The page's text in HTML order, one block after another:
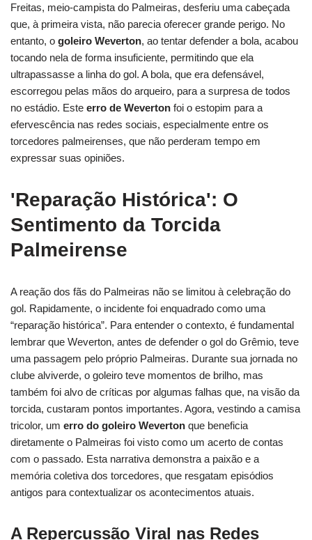
Freitas, meio-campista do Palmeiras, desferiu uma cabeçada
que, à primeira vista, não parecia oferecer grande perigo. No
entanto, o goleiro Weverton, ao tentar defender a bola, acabou
tocando nela de forma insuficiente, permitindo que ela
ultrapassasse a linha do gol. A bola, que era defensável,
escorregou pelas mãos do arqueiro, para a surpresa de todos
no estádio. Este erro de Weverton foi o estopim para a
efervescência nas redes sociais, especialmente entre os
torcedores palmeirenses, que não perderam tempo em
expressar suas opiniões.
'Reparação Histórica': O
Sentimento da Torcida
Palmeirense
A reação dos fãs do Palmeiras não se limitou à celebração do
gol. Rapidamente, o incidente foi enquadrado como uma
“reparação histórica”. Para entender o contexto, é fundamental
lembrar que Weverton, antes de defender o gol do Grêmio, teve
uma passagem pelo próprio Palmeiras. Durante sua jornada no
clube alviverde, o goleiro teve momentos de brilho, mas
também foi alvo de críticas por algumas falhas que, na visão da
torcida, custaram pontos importantes. Agora, vestindo a camisa
tricolor, um erro do goleiro Weverton que beneficia
diretamente o Palmeiras foi visto como um acerto de contas
com o passado. Esta narrativa demonstra a paixão e a
memória coletiva dos torcedores, que resgatam episódios
antigos para contextualizar os acontecimentos atuais.
A Repercussão Viral nas Redes